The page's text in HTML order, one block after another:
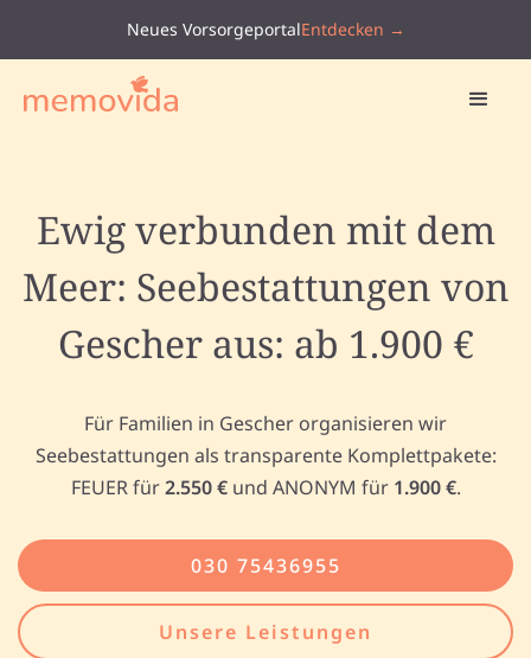
Neues VorsorgeportalEntdecken →
Ewig verbunden mit dem
Meer: Seebestattungen von
Gescher aus: ab 1.900 €
Für Familien in Gescher organisieren wir
Seebestattungen als transparente Komplettpakete:
FEUER für2.550 €und ANONYM für 1.900 €.
030 75436955
Unsere Leistungen